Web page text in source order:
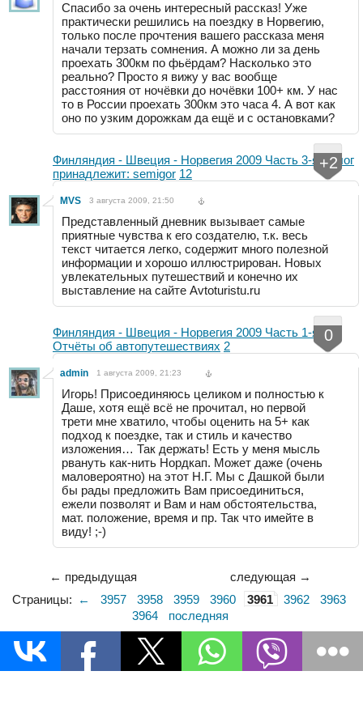
Спасибо за очень интересный рассказ! Уже
практически решились на поездку в Норвегию,
только после прочтения вашего рассказа меня
начали терзать сомнения. А можно ли за день
проехать 300км по фьёрдам? Насколько это
реально? Просто я вижу у вас вообще
расстояния от ночёвки до ночёвки 100+ км. У нас
то в России проехать 300км это часа 4. А вот как
оно по узким дорожкам да ещё и с остановками?
Финляндия - Швеция - Норвегия 2009 Часть 3-я /Блог
принадлежит: semigor 12
+2
MVS 3 августа 2009, 21:50
Представленный дневник вызывает самые
приятные чувства к его создателю, т.к. весь
текст читается легко, содержит много полезной
информации и хорошо иллюстрирован. Новых
увлекательных путешествий и конечно их
выставление на сайте Avtoturistu.ru
Финляндия - Швеция - Норвегия 2009 Часть 1-я
/
Отчёты об автопутешествиях 2
0
admin 1 августа 2009, 21:23
Игорь! Присоединяюсь целиком и полностью к
Даше, хотя ещё всё не прочитал, но первой
трети мне хватило, чтобы оценить на 5+ как
подход к поездке, так и стиль и качество
изложения… Так держать! Есть у меня мысль
рвануть как-нить Нордкап. Может даже (очень
маловероятно) на этот Н.Г. Мы с Дашкой были
бы рады предложить Вам присоединиться,
ежели позволят и Вам и нам обстоятельства,
мат. положение, время и пр. Так что имейте в
виду! ;-)
← предыдущая
следующая →
Страницы:
← 3957 3958 3959 3960 3961 3962
3963
3964
последняя